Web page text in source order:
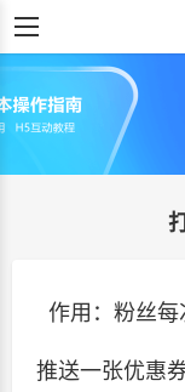
作用：粉丝
推送一张优惠券